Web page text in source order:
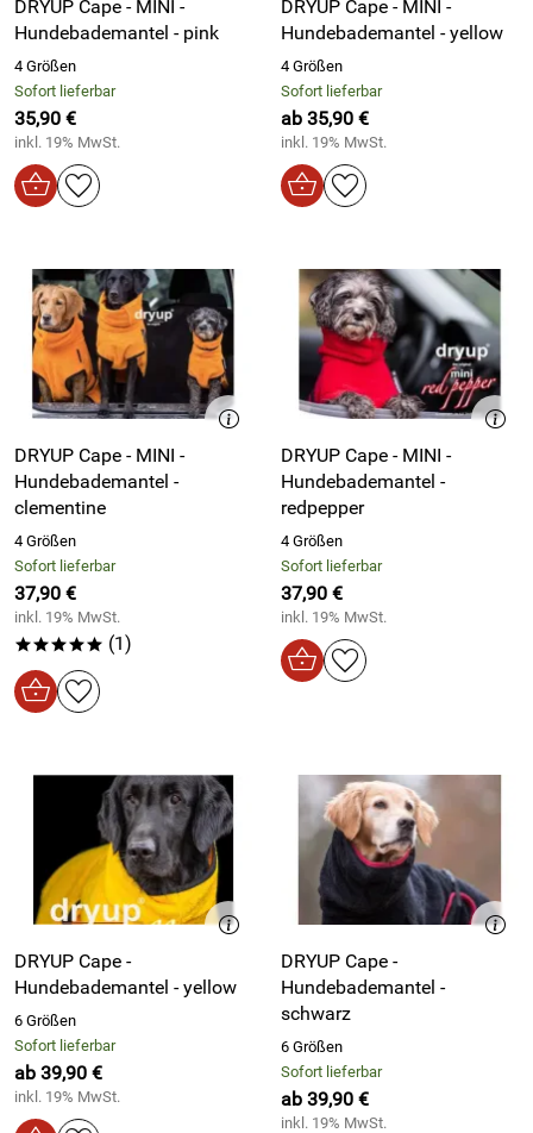
DRYUP Cape - MINI -
Hundebademantel - pink
4 Größen
Sofort lieferbar
35,90 €
inkl. 19% MwSt.
DRYUP Cape - MINI -
Hundebademantel - yellow
4 Größen
Sofort lieferbar
ab 35,90 €
inkl. 19% MwSt.
DRYUP Cape - MINI -
Hundebademantel -
clementine
4 Größen
Sofort lieferbar
37,90 €
inkl. 19% MwSt.
***** (1)
DRYUP Cape - MINI -
Hundebademantel -
redpepper
4 Größen
Sofort lieferbar
37,90 €
inkl. 19% MwSt.
DRYUP Cape -
Hundebademantel - yellow
6 Größen
Sofort lieferbar
ab 39,90 €
inkl. 19% MwSt.
DRYUP Cape -
Hundebademantel -
schwarz
6 Größen
Sofort lieferbar
ab 39,90 €
inkl. 19% MwSt.